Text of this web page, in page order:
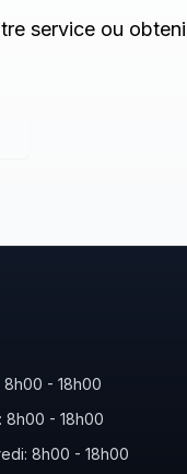
service ou
8h00 - 18h00
8h00 - 18h00
8h00 - 18h00